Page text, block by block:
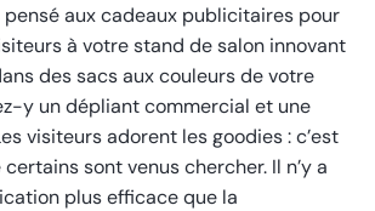
pensé aux cadeaux publicitaires pour
à votre stand de salon innovant
des sacs aux couleurs de votre
y un dépliant commercial et une
visiteurs adorent les goodies : c’est
sont venus chercher. Il n’y a
plus efficace que la